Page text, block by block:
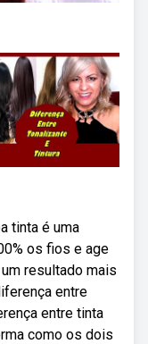
tinta é uma
os fios e age
resultado mais
entre
entre tinta
como os dois